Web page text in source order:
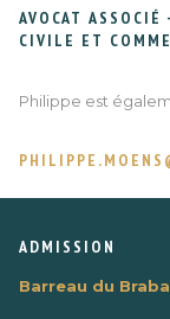
AVOCAT
CIVILE ET
Philippe est
ADMISSION
Barreau du